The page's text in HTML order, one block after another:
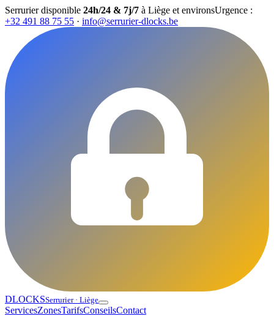
Serrurier disponible 24h/24 & 7j/7 à Liège et environsUrgence :
+32 491 88 75 55 · info@serrurier-dlocks.be
DLOCKSSerrurier · Liège
ServicesZonesTarifsConseilsContact